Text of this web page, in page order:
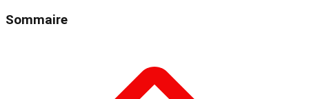
Sommaire